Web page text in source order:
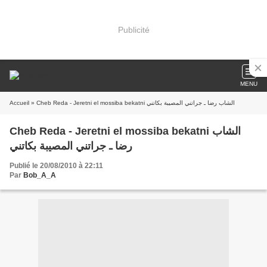
Publicité
MENU
Accueil » Cheb Reda - Jeretni el mossiba bekatni الشاب رضا ـ جراتني المصيبة بكاتني
Cheb Reda - Jeretni el mossiba bekatni الشاب
رضا ـ جراتني المصيبة بكاتني
Publié le 20/08/2010 à 22:11
Par Bob_A_A